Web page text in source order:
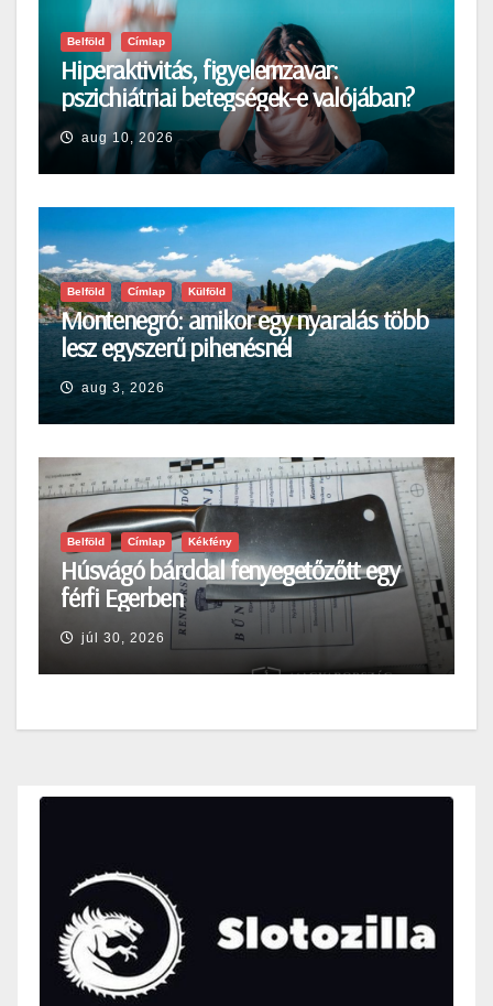
Belföld Címlap
Hiperaktivitás, figyelemzavar:
pszichiátriai betegségek-e valójában?
aug 10, 2026
Belföld Címlap Külföld
Montenegró: amikor egy nyaralás több
lesz egyszerű pihenésnél
aug 3, 2026
Belföld Címlap Kékfény
Húsvágó bárddal fenyegetőzőtt egy
férfi Egerben
júl 30, 2026